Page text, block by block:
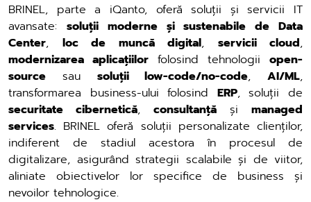
BRINEL, parte a iQanto, oferă soluții și servicii IT
avansate: soluții moderne și sustenabile de Data
Center, loc de muncă digital, servicii cloud,
modernizarea aplicațiilor folosind tehnologii open-
source sau soluții low-code/no-code, AI/ML,
transformarea business-ului folosind ERP, soluții de
securitate cibernetică, consultanță și managed
services. BRINEL oferă soluții personalizate clienților,
indiferent de stadiul acestora în procesul de
digitalizare, asigurând strategii scalabile și de viitor,
aliniate obiectivelor lor specifice de business și
nevoilor tehnologice.